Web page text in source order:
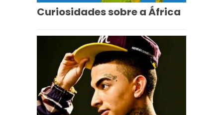
Curiosidades sobre a África